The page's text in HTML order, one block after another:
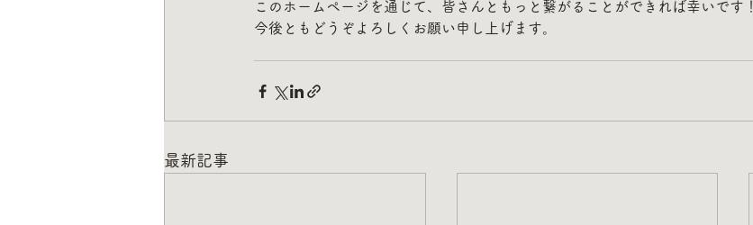
このホームページを通じて、皆さんともっと繋がることができれば幸いです！
今後ともどうぞよろしくお願い申し上げます。
最新記事